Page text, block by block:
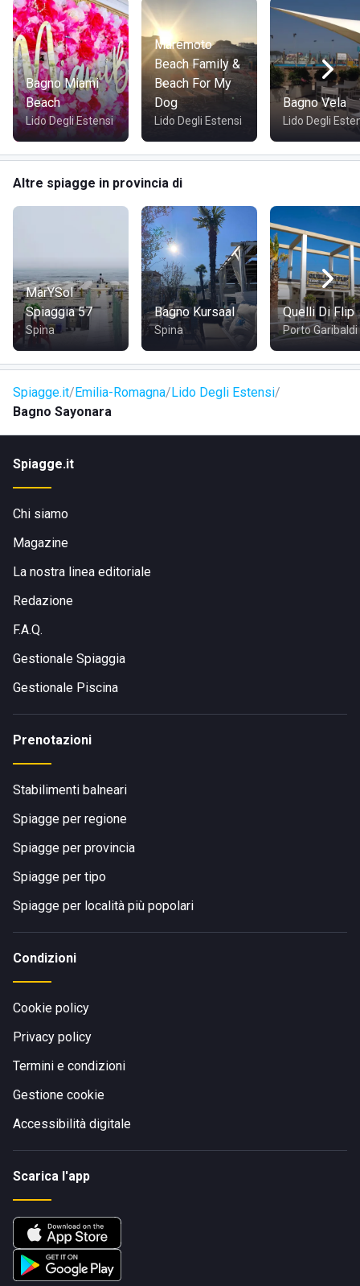
Bagno Miami
Beach
Lido Degli Estensi
Maremoto
Beach Family &
Beach For My
Dog
Lido Degli Estensi
Bagno Vela
Lido Degli
Altre spiagge in provincia di
MarYSol
Spiaggia 57
Spina
Bagno Kursaal
Spina
Quelli Di Flip
Porto Garibaldi
Spiagge.it Emilia-Romagna Lido Degli Estensi
Bagno Sayonara
Spiagge.it
Chi siamo
Magazine
La nostra linea editoriale
Redazione
F.A.Q.
Gestionale Spiaggia
Gestionale Piscina
Prenotazioni
Stabilimenti balneari
Spiagge per regione
Spiagge per provincia
Spiagge per tipo
Spiagge per località più popolari
Condizioni
Cookie policy
Privacy policy
Termini e condizioni
Gestione cookie
Accessibilità digitale
Scarica l'app